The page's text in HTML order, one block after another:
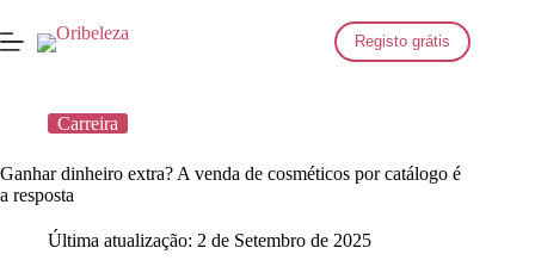
para
o
Registo grátis
Carreira
Ganhar dinheiro extra? A venda de cosméticos por catálogo é
a resposta
Última atualização: 2 de Setembro de 2025